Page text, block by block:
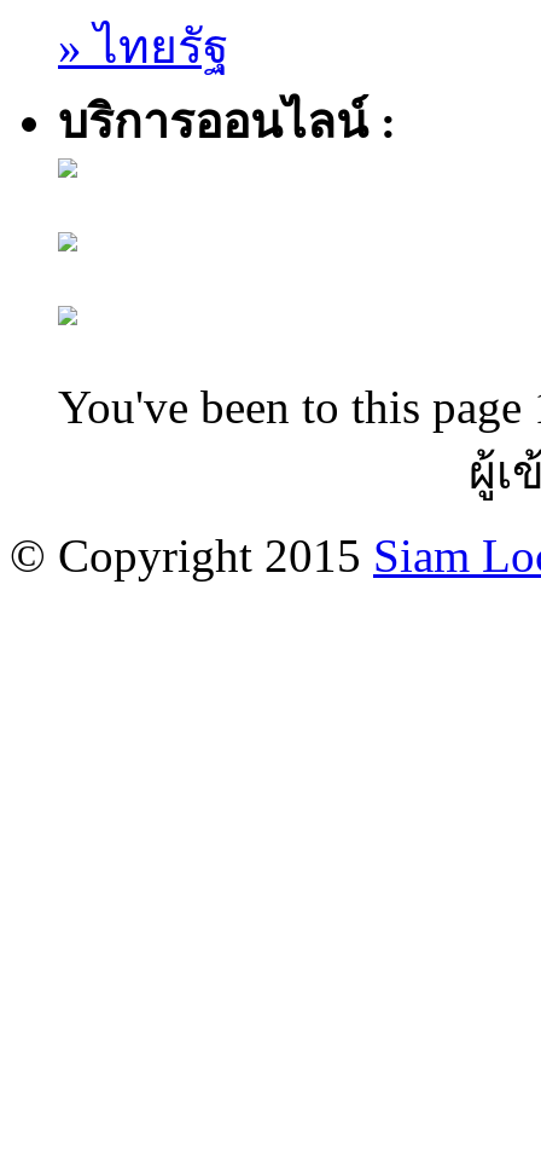
» ไทยรัฐ
บริการออนไลน์ :
You've been to this page
ผู้เ
© Copyright 2015 Siam